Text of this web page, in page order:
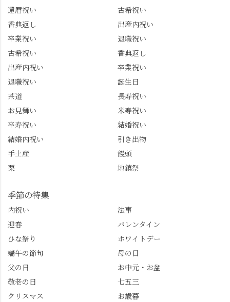
信。お店選びの参考な
どにご利用いただける
の情報を詳しく知りた
い人は、下記アカウン
トもあわせてチェック
@sense_nagaokakyo 長岡
京市観光協会
@nagaokakyo_tourism ふ
@furufuru_nagaokakyo
物価の値上がりが激し
もてなし"の心を教えて
いただきました。 プロ
ドライバーならではの
ルート取り、駐車場事
情、お客様を飽きさせ
ない語り口…。楽しみ
ながら学びっぱなしの
のガイド活動にしっか
り活かしていきます💪
西山、ほんまにええと
こです。次はあなたを
🚕✨ #京都西山旅感 #京
都西山 #おもてなしタク
こごろ #勝持寺 #正法寺
#善峯寺 #あじさい #あ
じさい供養 #遊龍の松 #
清竹 #なかの邸 #小倉山
荘 #京都観光 #西京区 #
大原野
還暦祝い
古希祝い
香典返し
出産内祝い
卒業祝い
退職祝い
古希祝い
香典返し
出産内祝い
卒業祝い
退職祝い
誕生日
茶道
長寿祝い
お見舞い
米寿祝い
卒寿祝い
結婚祝い
結婚内祝い
引き出物
手土産
饅頭
栗
地鎮祭
季節の特集
内祝い
法事
迎春
バレンタイン
ひな祭り
ホワイトデー
端午の節句
母の日
父の日
お中元・お盆
敬老の日
七五三
クリスマス
お歳暮